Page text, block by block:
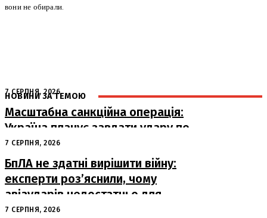
вони не обирали.
НОВИНИ ЗА ТЕМОЮ
7 СЕРПНЯ, 2026
Масштабна санкційна операція:
Україна планує завдати удару по
російському ВПК
7 СЕРПНЯ, 2026
БпЛА не здатні вирішити війну:
експерти роз’яснили, чому
авіаударів недостатньо для
досягнення миру
7 СЕРПНЯ, 2026